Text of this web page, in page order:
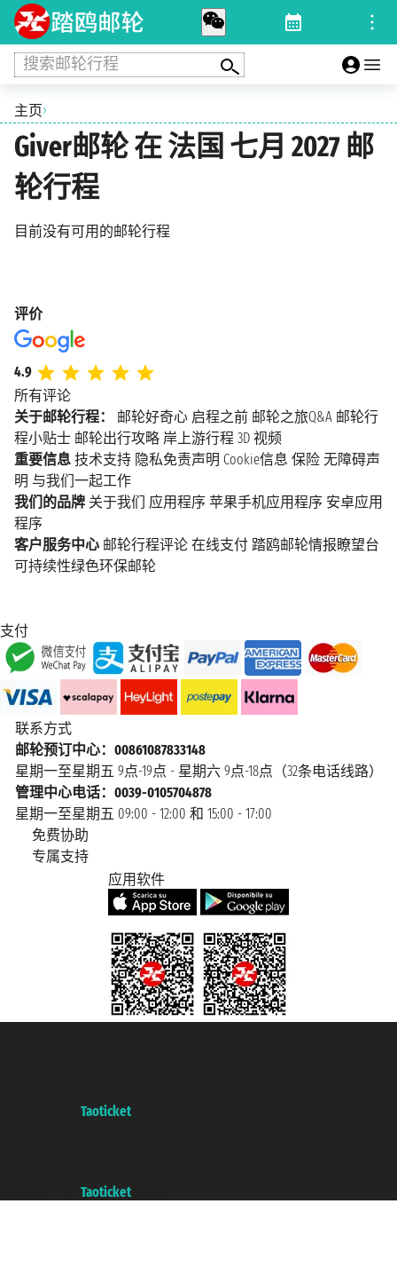
搜索邮轮行程
主页›
Giver邮轮 在 法国 七月 2027 邮
轮行程
目前没有可用的邮轮行程
评价
4.9
所有评论
关于邮轮行程：
邮轮好奇心 启程之前 邮轮之旅Q&A 邮轮行
程小贴士 邮轮出行攻略 岸上游行程 3D 视频
重要信息 技术支持 隐私免责声明 Cookie信息 保险 无障碍声
明 与我们一起工作
我们的品牌 关于我们 应用程序 苹果手机应用程序 安卓应用
程序
客户服务中心 邮轮行程评论 在线支付 踏鸥邮轮情报瞭望台
可持续性绿色环保邮轮
支付
联系方式
邮轮预订中心：00861087833148
星期一至星期五 9点-19点 - 星期六 9点-18点（32条电话线路）
管理中心电话：0039-0105704878
星期一至星期五 09:00 - 12:00 和 15:00 - 17:00
免费协助
专属支持
应用软件
Taoticket
Taoticket